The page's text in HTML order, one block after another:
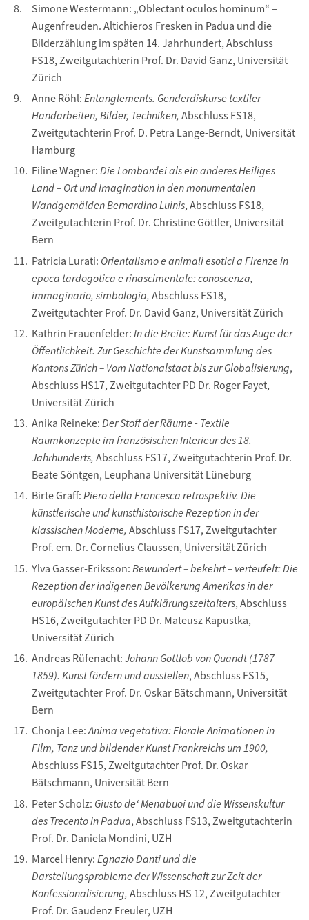
Simone Westermann: „Oblectant oculos hominum“ –
Augenfreuden. Altichieros Fresken in Padua und die
Bilderzählung im späten 14. Jahrhundert, Abschluss
FS18, Zweitgutachterin Prof. Dr. David Ganz, Universität
Zürich
Anne Röhl:Entanglements. Genderdiskurse textiler
Handarbeiten, Bilder, Techniken,Abschluss FS18,
Zweitgutachterin Prof. D. Petra Lange-Berndt, Universität
Hamburg
Filine Wagner:Die Lombardei als ein anderes Heiliges
Land – Ort und Imagination in den monumentalen
Wandgemälden Bernardino Luinis, Abschluss FS18,
Zweitgutachterin Prof. Dr. Christine Göttler, Universität
Bern
Patricia Lurati: Orientalismo e animali esotici a Firenze in
epoca tardogotica e rinascimentale: conoscenza,
immaginario, simbologia,Abschluss FS18,
Zweitgutachter Prof. Dr. David Ganz, Universität Zürich
Kathrin Frauenfelder:In die Breite: Kunst für das Auge der
Öffentlichkeit. Zur Geschichte der Kunstsammlung des
Kantons Zürich – Vom Nationalstaat bis zur Globalisierung,
Abschluss HS17, Zweitgutachter PD Dr. Roger Fayet,
Universität Zürich
Anika Reineke:Der Stoff der Räume - Textile
Raumkonzepte im französischen Interieur des 18.
Jahrhunderts,Abschluss FS17, Zweitgutachterin Prof. Dr.
Beate Söntgen, Leuphana Universität Lüneburg
Birte Graff:Piero della Francesca retrospektiv. Die
künstlerische und kunsthistorische Rezeption in der
klassischen Moderne,Abschluss FS17, Zweitgutachter
Prof. em. Dr. Cornelius Claussen, Universität Zürich
Ylva Gasser-Eriksson:Bewundert – bekehrt – verteufelt: Die
Rezeption der indigenen Bevölkerung Amerikas in der
europäischen Kunst des Aufklärungszeitalters, Abschluss
HS16, Zweitgutachter PD Dr. Mateusz Kapustka,
Universität Zürich
Andreas Rüfenacht:Johann Gottlob von Quandt (1787-
1859). Kunst fördern und ausstellen, Abschluss FS15,
Zweitgutachter Prof. Dr. Oskar Bätschmann, Universität
Bern
Chonja Lee:Anima vegetativa: Florale Animationen in
Film, Tanz und bildender Kunst Frankreichs um 1900,
Abschluss FS15, Zweitgutachter Prof. Dr. Oskar
Bätschmann, Universität Bern
Peter Scholz: Giusto de‘ Menabuoi und die Wissenskultur
des Trecento in Padua, Abschluss FS13, Zweitgutachterin
Prof. Dr. Daniela Mondini, UZH
Marcel Henry:Egnazio Danti und die
Darstellungsprobleme der Wissenschaft zur Zeit der
Konfessionalisierung,Abschluss HS 12, Zweitgutachter
Prof. Dr. Gaudenz Freuler, UZH